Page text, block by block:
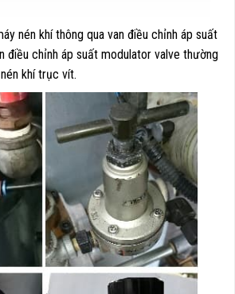
nén khí thông qua van điều chỉnh áp suất
điều chỉnh áp suất modulator valve thường
khí trục vít.